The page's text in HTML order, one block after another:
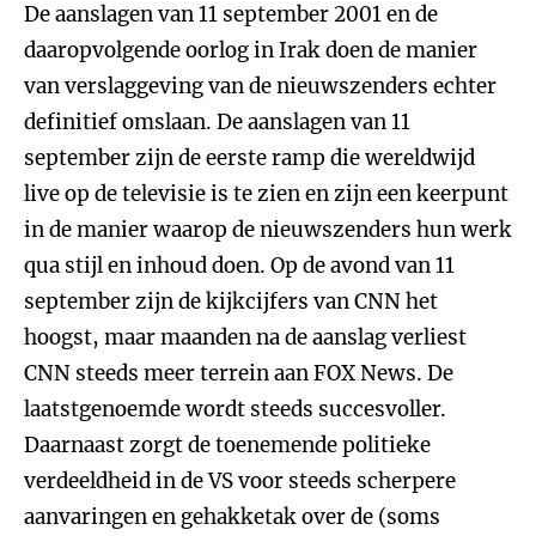
De aanslagen van 11 september 2001 en de
daaropvolgende oorlog in Irak doen de manier
van verslaggeving van de nieuwszenders echter
definitief omslaan. De aanslagen van 11
september zijn de eerste ramp die wereldwijd
live op de televisie is te zien en zijn een keerpunt
in de manier waarop de nieuwszenders hun werk
qua stijl en inhoud doen. Op de avond van 11
september zijn de kijkcijfers van CNN het
hoogst, maar maanden na de aanslag verliest
CNN steeds meer terrein aan FOX News. De
laatstgenoemde wordt steeds succesvoller.
Daarnaast zorgt de toenemende politieke
verdeeldheid in de VS voor steeds scherpere
aanvaringen en gehakketak over de (soms